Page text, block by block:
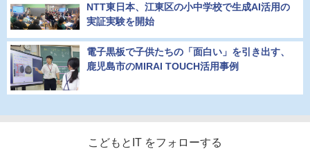
NTT東日本、江東区の小中学校で生成AI活用の
実証実験を開始
電子黒板で子供たちの「面白い」を引き出す、
鹿児島市のMIRAI TOUCH活用事例
こどもとIT をフォローする